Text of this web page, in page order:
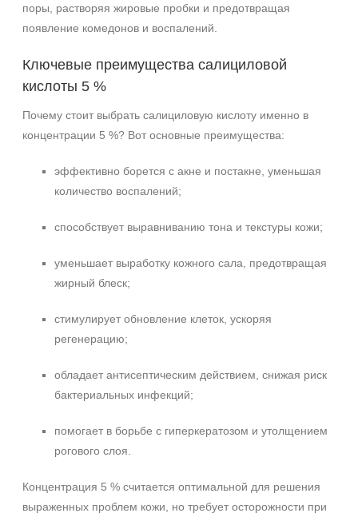
поры, растворяя жировые пробки и предотвращая
появление комедонов и воспалений.
Ключевые преимущества салициловой
кислоты 5 %
Почему стоит выбрать салициловую кислоту именно в
концентрации 5 %? Вот основные преимущества:
эффективно борется с акне и постакне, уменьшая
количество воспалений;
способствует выравниванию тона и текстуры кожи;
уменьшает выработку кожного сала, предотвращая
жирный блеск;
стимулирует обновление клеток, ускоряя
регенерацию;
обладает антисептическим действием, снижая риск
бактериальных инфекций;
помогает в борьбе с гиперкератозом и утолщением
рогового слоя.
Концентрация 5 % считается оптимальной для решения
выраженных проблем кожи, но требует осторожности при